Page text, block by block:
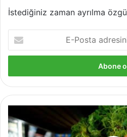
İstediğiniz zaman ayrılma
Posta
adresinizi
Faydaları
Nelerdir?